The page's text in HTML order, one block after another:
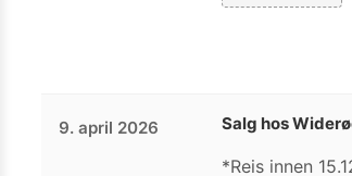
9. april 2026 Salg hos
*Reis innen